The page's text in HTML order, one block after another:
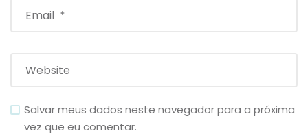
Salvar meus dados neste navegador para a próxima
vez que eu comentar.